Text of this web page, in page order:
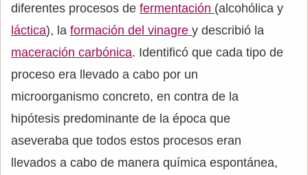
diferentes procesos de fermentación (alcohólica y
láctica), la formación del vinagre y describió la
maceración carbónica. Identificó que cada tipo de
proceso era llevado a cabo por un
microorganismo concreto, en contra de la
hipótesis predominante de la época que
aseveraba que todos estos procesos eran
llevados a cabo de manera química espontánea,